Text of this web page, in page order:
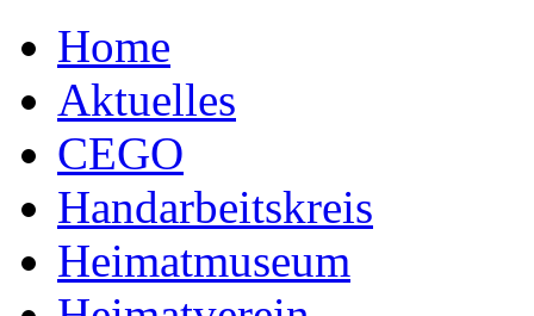
Home
Aktuelles
CEGO
Handarbeitskreis
Heimatmuseum